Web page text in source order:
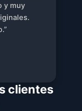
y muy
clientes